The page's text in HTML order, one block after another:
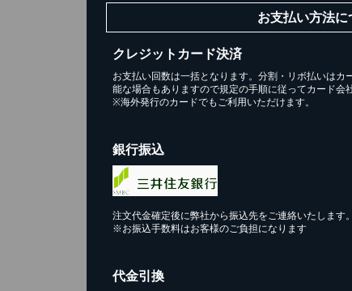
お支払い方法に
クレジットカード決済
お支払い回数は一括となります。分割・リボ払いはカ
能な場合もありますので規定の手順に従ってカード会
※海外発行のカードでもご利用いただけます。
銀行振込
注文代金確定後に弊社から振込先をご連絡いたします。
※お振込手数料はお客様のご負担になります
代金引換